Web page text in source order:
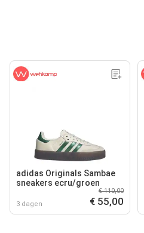
adidas Originals Sambae
sneakers ecru/groen
3 dagen
€ 110,00
€ 55,00